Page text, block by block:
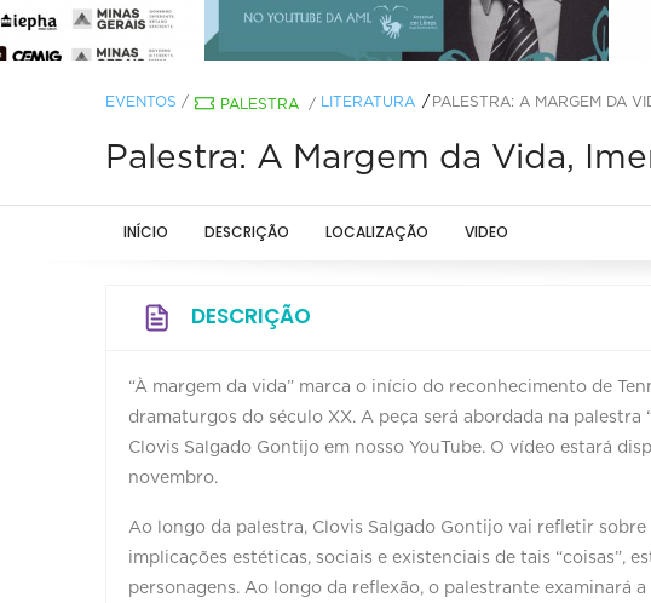
EVENTOS / PALESTRA / LITERATURA PALESTRA: A MARGEM DA
Palestra: A Margem da Vida,
INÍCIO DESCRIÇÃO LOCALIZAÇÃO VIDEO
DESCRIÇÃO
“À margem da vida” marca o início do reconhecimento de
dramaturgos do século XX. A peça será abordada na palestra
Clovis Salgado Gontijo em nosso YouTube. O vídeo estará
novembro.
Ao longo da palestra, Clovis Salgado Gontijo vai refletir
implicações estéticas, sociais e existenciais de tais “coisas”,
personagens. Ao longo da reflexão, o palestrante examinará